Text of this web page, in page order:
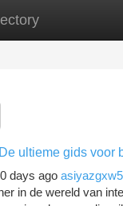
New Site Listings
ultieme gids voor
days ago
in de wereld van